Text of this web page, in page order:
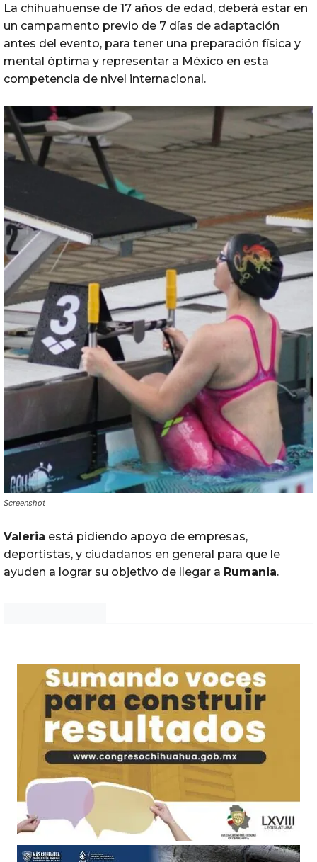
La chihuahuense de 17 años de edad, deberá estar en
un campamento previo de 7 días de adaptación
antes del evento, para tener una preparación física y
mental óptima y representar a México en esta
competencia de nivel internacional.
Screenshot
Valeria está pidiendo apoyo de empresas,
deportistas, y ciudadanos en general para que le
ayuden a lograr su objetivo de llegar a Rumania.